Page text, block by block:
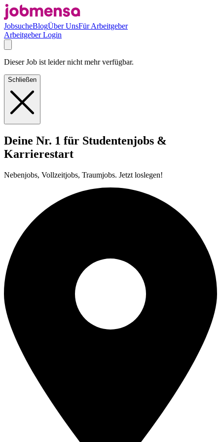
JobsucheBlogÜber UnsFür Arbeitgeber
Arbeitgeber Login
Dieser Job ist leider nicht mehr verfügbar.
Schließen
Deine Nr. 1 für Studentenjobs &
Karrierestart
Nebenjobs, Vollzeitjobs, Traumjobs. Jetzt loslegen!